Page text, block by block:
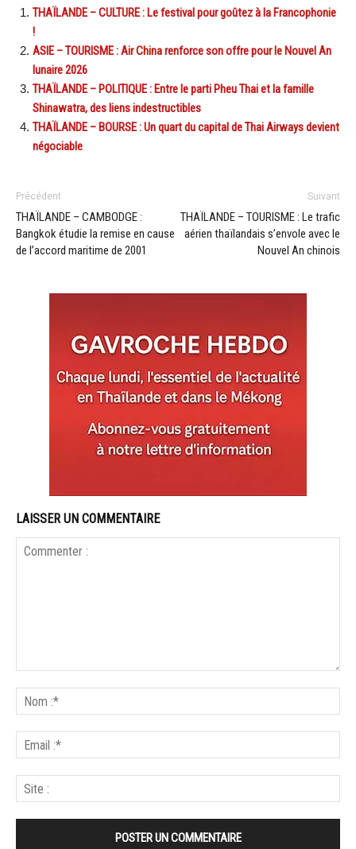
THAÏLANDE – CULTURE : Le festival pour goûtez à la Francophonie
!
ASIE – TOURISME : Air China renforce son offre pour le Nouvel An
lunaire 2026
THAÏLANDE – POLITIQUE : Entre le parti Pheu Thai et la famille
Shinawatra, des liens indestructibles
THAÏLANDE – BOURSE : Un quart du capital de Thai Airways devient
négociable
Précédent
THAÏLANDE – CAMBODGE :
Bangkok étudie la remise en cause
de l’accord maritime de 2001
Suivant
THAÏLANDE – TOURISME : Le trafic
aérien thaïlandais s’envole avec le
Nouvel An chinois
LAISSER UN COMMENTAIRE